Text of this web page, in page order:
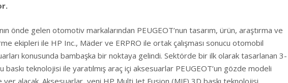
önde gelen otomotiv markalarından PEUGEOT’nun tasarım, ürün, araştırma ve
ekipleri ile HP Inc., Mäder ve ERPRO ile ortak çalışması sonucu otomobil
konusunda bambaşka bir noktaya gelindi. Sektörde bir ilk olarak tasarlanan 3-
baskı teknolojisi ile yaratılmış araç içi aksesuarlar PEUGEOT’un gözde modeli
yer alacak. Aksesuarlar, yeni HP Multi Jet Fusion (MJF) 3D baskı teknolojisi